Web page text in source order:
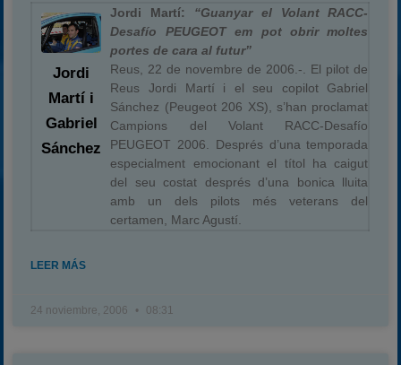
Jordi
Martí i
Gabriel
Sánchez
Jordi Martí: “Guanyar el Volant RACC-
Desafío PEUGEOT em pot obrir moltes
portes de cara al futur”
Reus, 22 de novembre de 2006.-. El pilot de
Reus Jordi Martí i el seu copilot Gabriel
Sánchez (Peugeot 206 XS), s’han proclamat
Campions del Volant RACC-Desafío
PEUGEOT 2006. Després d’una temporada
especialment emocionant el títol ha caigut
del seu costat després d’una bonica lluita
amb un dels pilots més veterans del
certamen, Marc Agustí.
LEER MÁS
24 noviembre, 2006 08:31